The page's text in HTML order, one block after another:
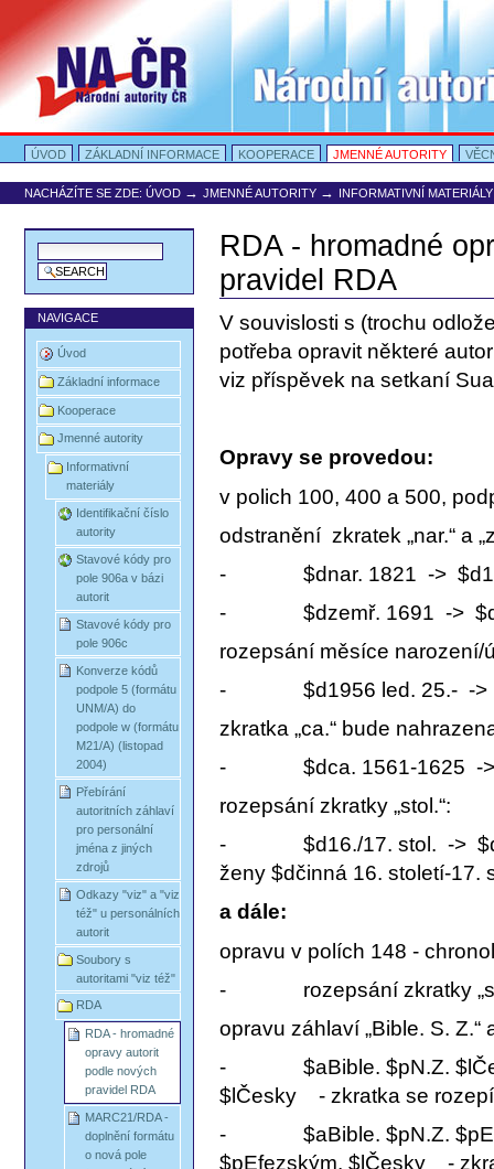
obsah
|
Přejít
na
navigaci
Portal Autority
Oddíly
ÚVOD
ZÁKLADNÍ INFORMACE KOOPERACE JMENNÉ AUTORITY
NACHÁZÍTE SE ZDE: ÚVOD →JMENNÉ AUTORITY → INFORMATIVNÍ MATERIÁLY
NAVIGACE
Úvod
Základní informace
Kooperace
Jmenné autority
Informativní
materiály
Identifikační číslo
autority
Stavové kódy pro
pole 906a v bázi
autorit
Stavové kódy pro
pole 906c
Konverze kódů
podpole 5 (formátu
UNM/A) do
podpole w (formátu
M21/A) (listopad
2004)
Přebírání
autoritních záhlaví
pro personální
jména z jiných
zdrojů
Odkazy "viz" a "viz
též" u personálních
autorit
Soubory s
autoritami "viz též"
RDA
RDA - hromadné
opravy autorit
podle nových
pravidel RDA
MARC21/RDA -
doplnění formátu
o nová pole
RDA - hromadné
pravidel RDA
V souvislosti s (trochu
potřeba opravit některé
viz příspěvek na setkaní
Opravy se provedou:
v polich 100, 400 a 500,
odstranění zkratek „nar.“ a
- $dnar. 1821 ->
- $dzemř. 1691 ->
rozepsání měsíce narození/
- $d1956 led. 25.- ->
zkratka „ca.“ bude
- $dca. 1561-1625 ->
rozepsání zkratky „stol.“:
- $d16./17. stol. ->
ženy $dčinná 16. století-17.
a dále:
opravu v polích 148 -
- rozepsání zkratky
opravu záhlaví „Bible. S. Z.“
- $aBible. $pN.Z.
$lČesky - zkratka se
- $aBible. $pN.Z.
$pEfezským. $lČesky -